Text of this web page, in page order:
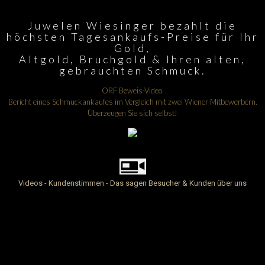
Juwelen Wiesinger bezahlt die
höchsten Tagesankaufs-Preise für Ihr
Gold,
Altgold, Bruchgold & Ihren alten,
gebrauchten Schmuck.
ORF Beweis-Video.
Bericht eines Schmuckankaufes im Vergleich mit zwei Wiener Mitbewerbern.
Überzeugen Sie sich selbst!
Videos - Kundenstimmen - Das sagen Besucher & Kunden über uns